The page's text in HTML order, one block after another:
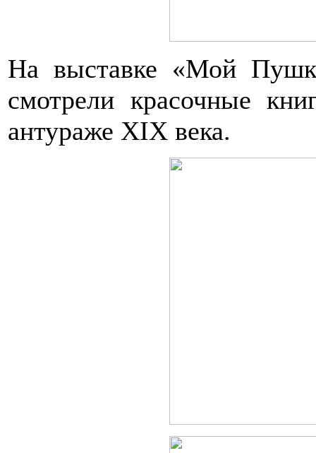
На выставке «Мой
смотрели красочные
антураже XIX века.